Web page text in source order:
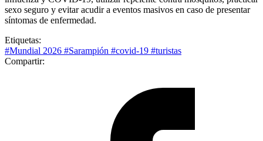
sexo seguro y evitar acudir a eventos masivos en caso de presentar
síntomas de enfermedad.
Etiquetas:
#Mundial 2026 #Sarampión #covid-19 #turistas
Compartir: